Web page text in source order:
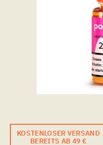
KOSTENLOSER VERSAND
BEREITS AB 49 €